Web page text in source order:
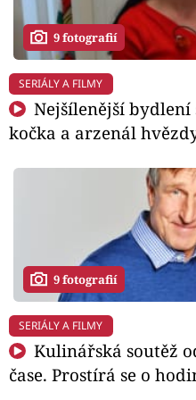
9 fotografií
SERIÁLY A FILMY
Nejšílenější bydlení
kočka a arzenál
9 fotografií
SERIÁLY A FILMY
Kulinářská soutěž
čase. Prostírá se o